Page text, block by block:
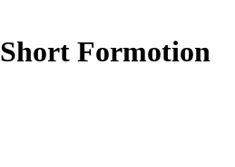
Short Formotion